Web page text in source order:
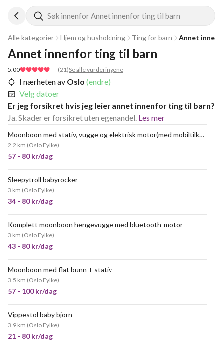
Søk innenfor Annet innenfor ting til barn
Alle kategorier Hjem og husholdning Ting for barn Annet
5.00 (21)Se alle vurderingene
Annet innenfor ting til barn
I nærheten av Oslo (endre)
Velg datoer
Er jeg forsikret hvis jeg leier annet innenfor ting til barn?
Ja. Skader er forsikret uten egenandel. Les mer
VELDIG POPULÆR Moonboon med stativ, vugge og elektrisk motor(med mobiltilkobling)
2.2 km (Oslo Fylke)
57 - 80 kr/dag
Sleepytroll babyrocker
3 km (Oslo Fylke)
34 - 80 kr/dag
VELDIG POPULÆR
Komplett moonboon hengevugge med bluetooth-motor
3 km (Oslo Fylke)
43 - 80 kr/dag
Moonboon med flat bunn + stativ
3.5 km (Oslo Fylke)
57 - 100 kr/dag
Vippestol baby bjorn
3.9 km (Oslo Fylke)
21 - 80 kr/dag